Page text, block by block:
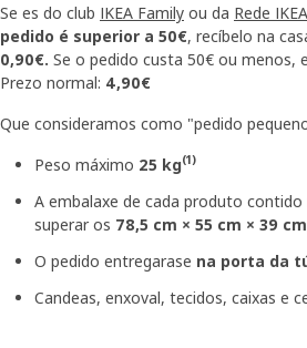
Se es do club IKEA Family ou da Rede
pedido é superior a 50€, recíbelo na
0,90€. Se o pedido custa 50€ ou menos,
Prezo normal: 4,90€
Que consideramos como "pedido
Peso máximo 25 kg(1)
A embalaxe de cada produto
superar os 78,5 cm × 55 cm × 39 cm
O pedido entregarase na porta da
Candeas, enxoval, tecidos, caixas e